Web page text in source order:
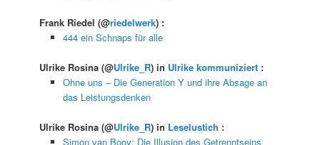
Frank Riedel(@riedelwerk) :
444 ein Schnaps für alle
Ulrike Rosina(@Ulrike_R) in Ulrike kommuniziert :
Ohne uns – Die Generation Y und ihre Absage an
das Leistungsdenken
Ulrike Rosina(@Ulrike_R) in Leselustich :
Simon van Booy: Die Illusion des Getrenntseins